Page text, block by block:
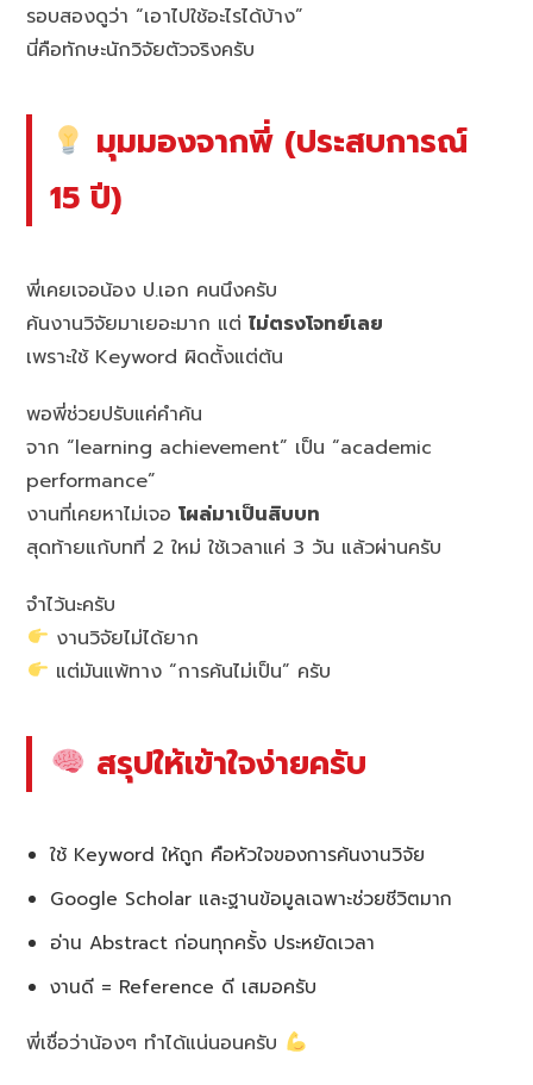
รอบสองดูว่า “เอาไปใช้อะไรได้บ้าง”
นี่คือทักษะนักวิจัยตัวจริงครับ
มุมมองจากพี่ (ประสบการณ์
15 ปี)
พี่เคยเจอน้อง ป.เอก คนนึงครับ
ค้นงานวิจัยมาเยอะมาก แต่ไม่ตรงโจทย์เลย
เพราะใช้ Keyword ผิดตั้งแต่ต้น
พอพี่ช่วยปรับแค่คำค้น
จาก “learning achievement” เป็น “academic
performance”
งานที่เคยหาไม่เจอโผล่มาเป็นสิบบท
สุดท้ายแก้บทที่ 2 ใหม่ ใช้เวลาแค่ 3 วัน แล้วผ่านครับ
จำไว้นะครับ
งานวิจัยไม่ได้ยาก
แต่มันแพ้ทาง “การค้นไม่เป็น” ครับ
สรุปให้เข้าใจง่ายครับ
ใช้ Keyword ให้ถูก คือหัวใจของการค้นงานวิจัย
Google Scholar และฐานข้อมูลเฉพาะช่วยชีวิตมาก
อ่าน Abstract ก่อนทุกครั้ง ประหยัดเวลา
งานดี = Reference ดี เสมอครับ
พี่เชื่อว่าน้องๆ ทำได้แน่นอนครับ